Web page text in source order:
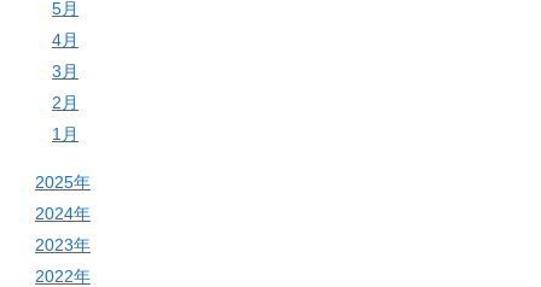
5月
4月
3月
2月
1月
2025年
2024年
2023年
2022年